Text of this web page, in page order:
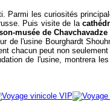
Parmi les curiosités
Puis visite de la
musée de
de l'usine Bourghardt
chacun peut non
de l'usine, montrera